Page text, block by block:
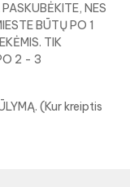
NES
BŪTŲ PO 1
TIK
2 - 3
(Kur kreiptis